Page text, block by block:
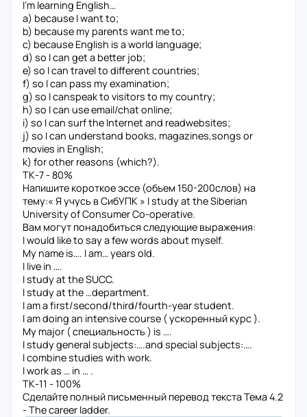
I’m learning English…
a) because I want to;
b) because my parents want me to;
c) because English is a world language;
d) so I can get a better job;
e) so I can travel to different countries;
f) so I can pass my examination;
g) so I canspeak to visitors to my country;
h) so I can use email/chat online;
i) so I can surf the Internet and readwebsites;
j) so I can understand books, magazines,songs or
movies in English;
k) for other reasons (which?).
ТК-7 - 80%
Напишите короткое эссе (объем 150-200слов) на
тему:« Я учусь в СибУПК » I study at the Siberian
University of Consumer Co-operative.
Вам могут понадобиться следующие выражения:
I would like to say a few words about myself.
My name is…. I am… years old.
I live in ….
I study at the SUCC.
I study at the …department.
I am a first/second/third/fourth-year student.
I am doing an intensive course ( ускоренный курс ).
My major ( специальность ) is ….
I study general subjects:….and special subjects:….
I combine studies with work.
I work as … in … .
ТК-11 - 100%
Сделайте полный письменный перевод текста Тема 4.2
- The career ladder.